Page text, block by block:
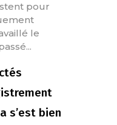
pour
le
s’est bien